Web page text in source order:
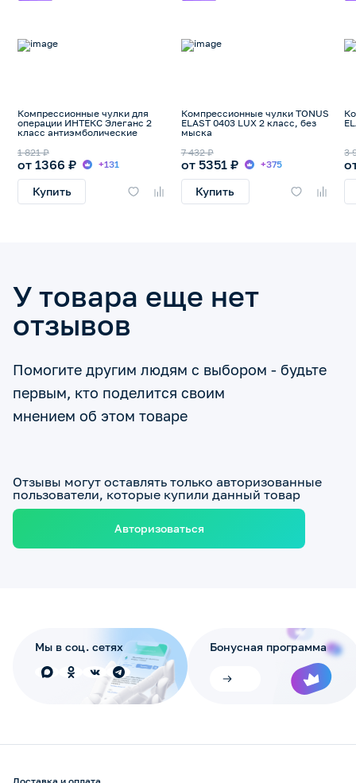
Компрессионные чулки для
операции ИНТЕКС Элеганс 2
класс антиэмболические
от 1366 ₽
1 821 ₽
+131
Купить
Компрессионные чулки TONUS
ELAST 0403 LUX 2 класс, без
мыска
от 5351 ₽
7 432 ₽
+375
Купить
3
У товара еще нет
отзывов
Помогите другим людям с выбором - будьте
первым, кто поделится своим
мнением об этом товаре
Отзывы могут оставлять только авторизованные
пользователи, которые купили данный товар
Авторизоваться
Мы в соц. сетях Бонусная программа